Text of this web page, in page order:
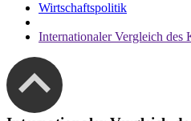
Wirtschaftspolitik
Internationaler Vergleich des